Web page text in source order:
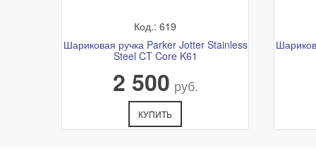
Код.: 619
Шариковая ручка Parker Jotter Stainless
Steel CT Core K61
2 500 руб.
КУПИТЬ